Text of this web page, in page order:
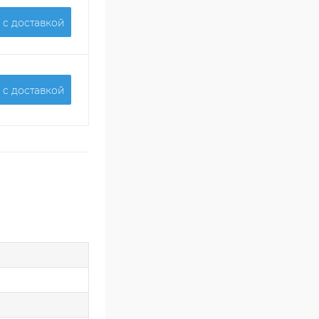
доставкой
доставкой